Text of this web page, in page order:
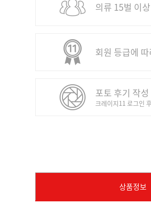
의류 15벌 이
회원 등급에
포토 후기 작
크레이지11 로그인
상품정보